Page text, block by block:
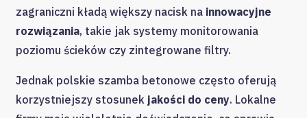
zagraniczni kładą większy nacisk na innowacyjne
rozwiązania, takie jak systemy monitorowania
poziomu ścieków czy zintegrowane filtry.
Jednak polskie szamba betonowe często oferują
korzystniejszy stosunek jakości do ceny. Lokalne